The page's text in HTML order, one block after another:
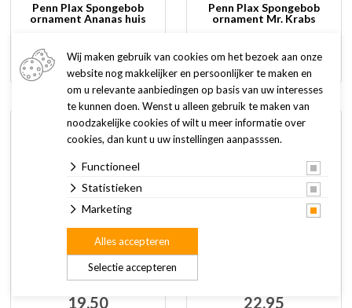
Penn Plax Spongebob
ornament Ananas huis
21,50
Penn Plax Spongebob
ornament Mr. Krabs
8,99
Penn Plax Spongebob
ornament Mr. Krabs huis
19,50 22,95
Wij maken gebruik van cookies om het bezoek aan onze
website nog makkelijker en persoonlijker te maken en
om u relevante aanbiedingen op basis van uw interesses
te kunnen doen. Wenst u alleen gebruik te maken van
noodzakelijke cookies of wilt u meer informatie over
cookies, dan kunt u uw instellingen aanpasssen.
Functioneel
Statistieken
Marketing
Selectie accepteren
Alles accepteren